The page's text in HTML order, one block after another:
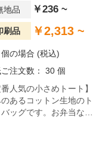
地品 ￥236 ~
刷品 ￥2,313 ~
の場合 (税込)
注文数： 30 個
番人気の小さめトート】
のあるコットン生地のト
ッグです。お弁当など